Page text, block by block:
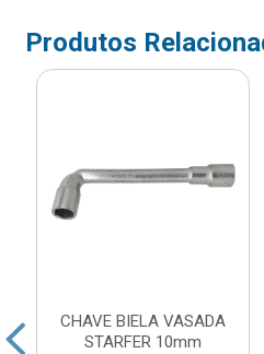
Produtos
CHAVE BIELA VASADA
STARFER 10mm